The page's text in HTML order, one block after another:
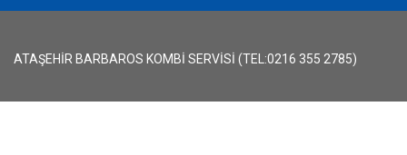
ATAŞEHIR BARBAROS KOMBI SERVISI (TEL:0216 355 2785)